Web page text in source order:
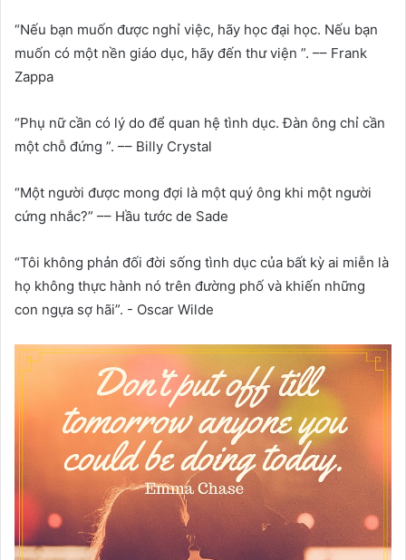
“Nếu bạn muốn được nghỉ việc, hãy học đại học. Nếu bạn
muốn có một nền giáo dục, hãy đến thư viện ”. –– Frank
Zappa
“Phụ nữ cần có lý do để quan hệ tình dục. Đàn ông chỉ cần
một chỗ đứng ”. –– Billy Crystal
“Một người được mong đợi là một quý ông khi một người
cứng nhắc?” –– Hầu tước de Sade
“Tôi không phản đối đời sống tình dục của bất kỳ ai miễn là
họ không thực hành nó trên đường phố và khiến những
con ngựa sợ hãi”. - Oscar Wilde